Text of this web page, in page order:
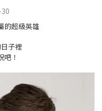
的超級英雄
子裡
吧！